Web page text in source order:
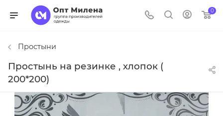
0
Простыни
Простынь на резинке , хлопок (
200*200)